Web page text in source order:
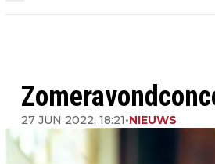
27 JUN 2022, 18:21•NIEUWS